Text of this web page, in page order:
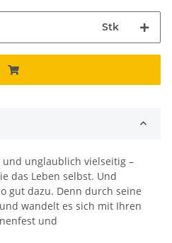
Stk
unglaublich vielseitig –
das Leben selbst. Und
gut dazu. Denn durch seine
wandelt es sich mit Ihren
und